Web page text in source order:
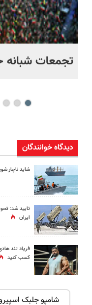
تجمعات
دیدگاه خوانندگان
شاید ناچار
تایید شد:
ایران
فریاد تند
کسب کنید